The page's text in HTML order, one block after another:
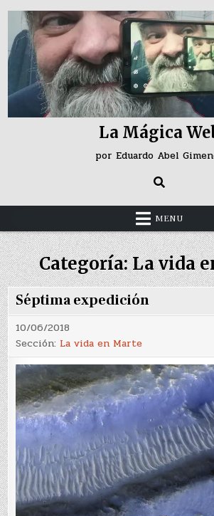
Skip
content
La Mágica
por Eduardo Abel
MENU
Categoría:La vida
Séptima expedición
10/06/2018
Sección: La vida en Marte